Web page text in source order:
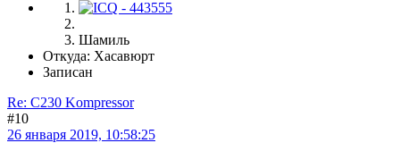
Шамиль
Откуда: Хасавюрт
Записан
Re: C230 Kompressor
#10
26 января 2019, 10:58:25